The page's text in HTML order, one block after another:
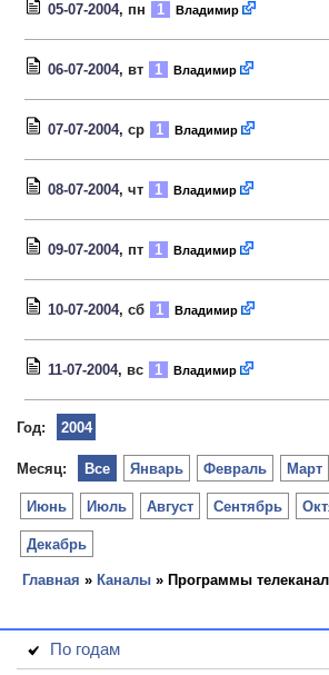
05-07-2004, пн 1 Владимир
06-07-2004, вт 1 Владимир
07-07-2004, ср 1 Владимир
08-07-2004, чт 1 Владимир
09-07-2004, пт 1 Владимир
10-07-2004, сб 1 Владимир
11-07-2004, вс 1 Владимир
Год: 2004
Месяц: Январь Февраль Март
Июнь Июль Август Сентябрь
Декабрь
Все
Главная » Каналы » Программы
По годам